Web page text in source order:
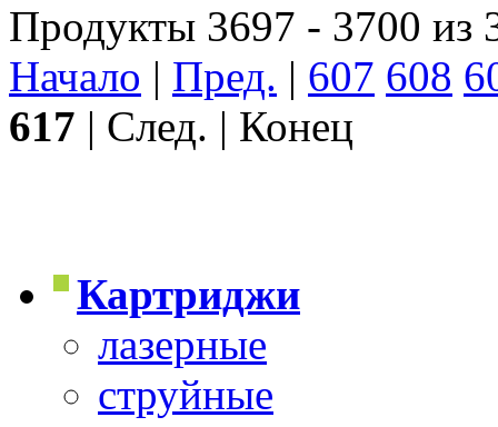
Продукты 3697 - 3700 из
Начало | Пред. | 607 608
617 | След. | Конец
Картриджи
лазерные
струйные